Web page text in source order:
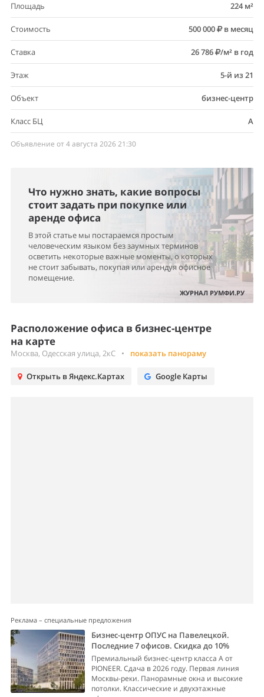
Площадь 224 м²
Стоимость 500 000 в месяц
Ставка 26 786 /м² в год
Этаж 5-й из 21
Объект бизнес-центр
Класс БЦ A
Объявление от 4 августа 2026 21:30
Что нужно знать, какие вопросы
стоит задать при покупке или
аренде офиса
В этой статье мы постараемся простым
человеческим языком без заумных терминов
осветить некоторые важные моменты, о которых
не стоит забывать, покупая или арендуя офисное
помещение.
ЖУРНАЛ РУМФИ.РУ
Расположение офиса в бизнес-центре
на карте
Москва, Одесская улица, 2кС • показать панораму
Открыть в Яндекс.Картах Google Карты
Реклама – специальные предложения
Бизнес-центр ОПУС на Павелецкой.
Последние 7 офисов. Скидка до 10%
Премиальный бизнес-центр класса А от
PIONEER. Сдача в 2026 году. Первая линия
Москвы-реки. Панорамные окна и высокие
потолки. Классические и двухэтажные